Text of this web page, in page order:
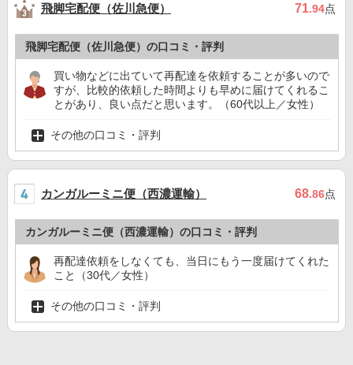
飛脚宅配便（佐川急便） 71.94点
飛脚宅配便（佐川急便）の口コミ・評判
買い物などに出ていて再配達を依頼することが多いので
すが、比較的依頼した時間よりも早めに届けてくれるこ
とがあり、良い点だと思います。（60代以上／女性）
その他の口コミ・評判
カンガルーミニ便（西濃運輸） 68.86点
カンガルーミニ便（西濃運輸）の口コミ・評判
再配達依頼をしなくても、当日にもう一度届けてくれた
こと（30代／女性）
その他の口コミ・評判